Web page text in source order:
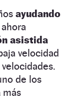
ayudando
asistida
velocidad
de los
más